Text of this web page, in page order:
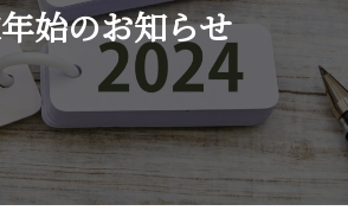
始のお知らせ